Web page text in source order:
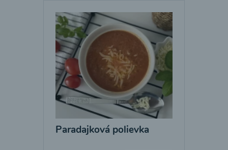
Paradajková polievka